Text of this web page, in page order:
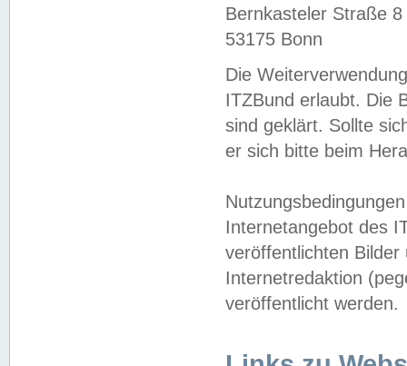
Bernkasteler Straße 8
53175 Bonn
Die
ITZBund erlaubt. Die
sind geklärt. Sollte
er sich bitte beim
Internetangebot des
veröffentlichten
Internetredaktion
veröffentlicht werden.